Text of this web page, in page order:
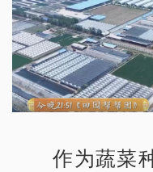
作为蔬菜